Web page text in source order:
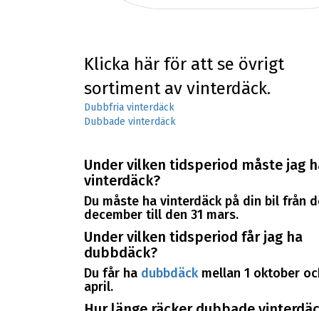
Klicka här för att se övrigt
sortiment av vinterdäck.
Dubbfria vinterdäck
Dubbade vinterdäck
Under vilken tidsperiod måste jag
vinterdäck?
Du måste ha vinterdäck på din bil från
december till den 31 mars.
Under vilken tidsperiod får jag ha
dubbdäck?
Du får ha dubbdäckmellan 1 oktober
april.